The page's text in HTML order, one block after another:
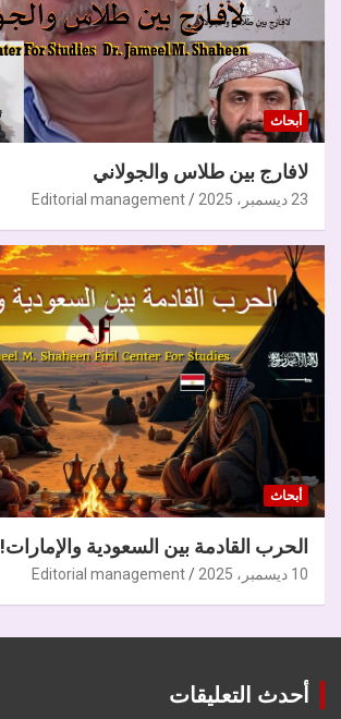
أبحاث
لافارج بين طلاس والجولاني
23 ديسمبر، 2025 Editorial management
أبحاث
الحرب القادمة بين السعودية والإمارات!
10 ديسمبر، 2025 Editorial management
أحدث التعليقات